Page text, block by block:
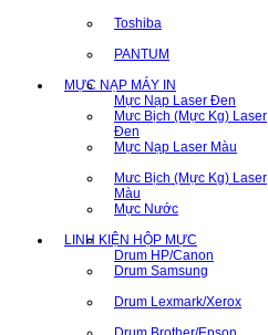
Toshiba
PANTUM
MỰC NẠP MÁY IN
Mực Nạp Laser Đen
Mưc Bịch (Mực Kg) Laser
Đen
Mực Nạp Laser Màu
Mưc Bịch (Mực Kg) Laser
Màu
Mực Nước
LINH KIỆN HỘP MỰC
Drum HP/Canon
Drum Samsung
Drum Lexmark/Xerox